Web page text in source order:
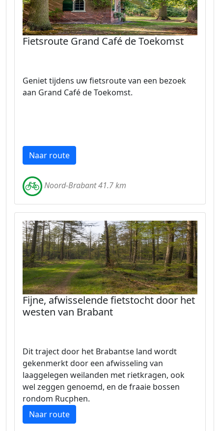
Fietsroute Grand Café de Toekomst
Geniet tijdens uw fietsroute van een bezoek
aan Grand Café de Toekomst.
Naar route
Noord-Brabant 41.7 km
Fijne, afwisselende fietstocht door het
westen van Brabant
Dit traject door het Brabantse land wordt
gekenmerkt door een afwisseling van
laaggelegen weilanden met rietkragen, ook
wel zeggen genoemd, en de fraaie bossen
rondom Rucphen.
Naar route